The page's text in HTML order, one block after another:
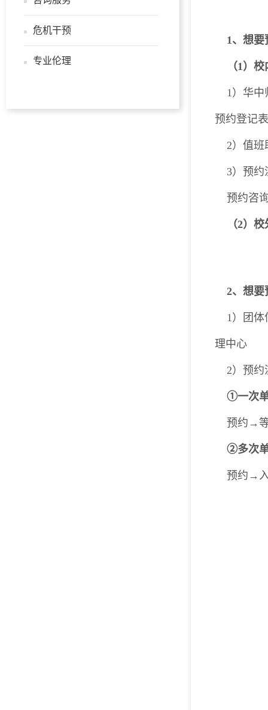
危机干预
专业伦理
1、想
（1）
1）华
预约登记
2）值班
3）预约
预约咨
（2）
2、想要
1）团
理中心
2）预约
①一次
预约→
②多次
预约→